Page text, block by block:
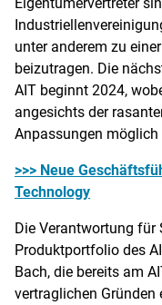
unter anderem zu
beizutragen. Die
AIT beginnt 2024,
angesichts der
Anpassungen möglich
>>> Neue
Technology
Die Verantwortung für
Produktportfolio des
Bach, die bereits am
vertraglichen Gründen